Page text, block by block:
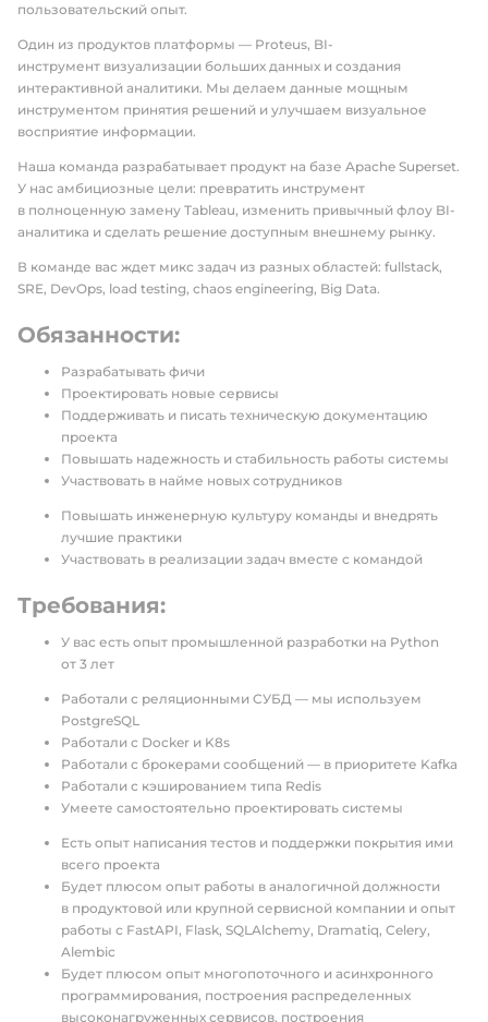
пользовательский опыт.
Один из продуктов платформы — Proteus, BI-
инструмент визуализации больших данных и создания
интерактивной аналитики. Мы делаем данные мощным
инструментом принятия решений и улучшаем визуальное
восприятие информации.
Наша команда разрабатывает продукт на базе Apache Superset.
У нас амбициозные цели: превратить инструмент
в полноценную замену Tableau, изменить привычный флоу BI-
аналитика и сделать решение доступным внешнему рынку.
В команде вас ждет микс задач из разных областей: fullstack,
SRE, DevOps, load testing, chaos engineering, Big Data.
Обязанности:
Разрабатывать фичи
Проектировать новые сервисы
Поддерживать и писать техническую документацию
проекта
Повышать надежность и стабильность работы системы
Участвовать в найме новых сотрудников
Повышать инженерную культуру команды и внедрять
лучшие практики
Участвовать в реализации задач вместе с командой
Требования:
У вас есть опыт промышленной разработки на Python
от 3 лет
Работали с реляционными СУБД — мы используем
PostgreSQL
Работали c Docker и K8s
Работали с брокерами сообщений — в приоритете Kafka
Работали с кэшированием типа Redis
Умеете самостоятельно проектировать системы
Есть опыт написания тестов и поддержки покрытия ими
всего проекта
Будет плюсом опыт работы в аналогичной должности
в продуктовой или крупной сервисной компании и опыт
работы с FastAPI, Flask, SQLAlchemy, Dramatiq, Celery,
Alembic
Будет плюсом опыт многопоточного и асинхронного
программирования, построения распределенных
высоконагруженных сервисов, построения